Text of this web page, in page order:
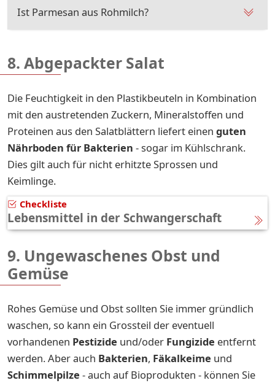
Ist Parmesan aus Rohmilch?
8. Abgepackter Salat
Die Feuchtigkeit in den Plastikbeuteln in Kombination
mit den austretenden Zuckern, Mineralstoffen und
Proteinen aus den Salatblättern liefert einen guten
Nährboden für Bakterien - sogar im Kühlschrank.
Dies gilt auch für nicht erhitzte Sprossen und
Keimlinge.
Checkliste
Lebensmittel in der Schwangerschaft
9. Ungewaschenes Obst und
Gemüse
Rohes Gemüse und Obst sollten Sie immer gründlich
waschen, so kann ein Grossteil der eventuell
vorhandenen Pestizide und/oder Fungizide entfernt
werden. Aber auch Bakterien, Fäkalkeime und
Schimmelpilze - auch auf Bioprodukten - können Sie